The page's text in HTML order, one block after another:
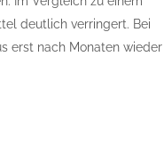
deutlich verringert. Bei
erst nach Monaten wieder